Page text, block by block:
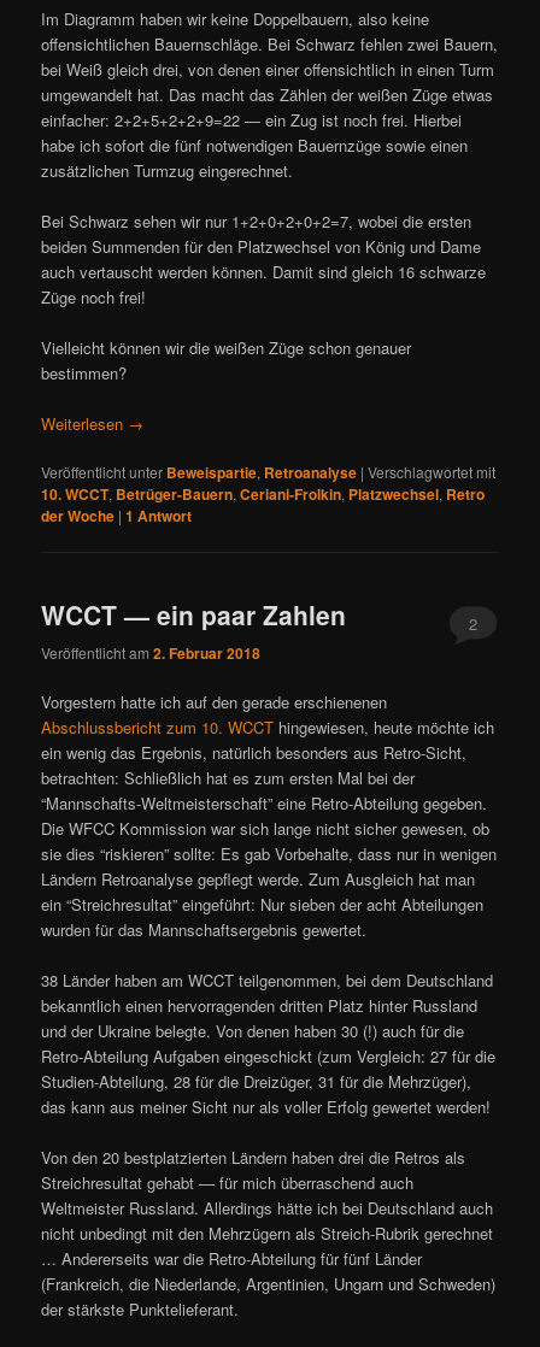
Im Diagramm haben wir keine Doppelbauern, also keine
offensichtlichen Bauernschläge. Bei Schwarz fehlen zwei Bauern,
bei Weiß gleich drei, von denen einer offensichtlich in einen Turm
umgewandelt hat. Das macht das Zählen der weißen Züge etwas
einfacher: 2+2+5+2+2+9=22 — ein Zug ist noch frei. Hierbei
habe ich sofort die fünf notwendigen Bauernzüge sowie einen
zusätzlichen Turmzug eingerechnet.
Bei Schwarz sehen wir nur 1+2+0+2+0+2=7, wobei die ersten
beiden Summenden für den Platzwechsel von König und Dame
auch vertauscht werden können. Damit sind gleich 16 schwarze
Züge noch frei!
Vielleicht können wir die weißen Züge schon genauer
bestimmen?
Weiterlesen →
Veröffentlicht unter Beweispartie, Retroanalyse |Verschlagwortet mit
10. WCCT, Betrüger-Bauern,Ceriani-Frolkin, Platzwechsel, Retro
der Woche |1 Antwort
WCCT — ein paar Zahlen
Veröffentlicht am2. Februar 2018
2
Vorgestern hatte ich auf den gerade erschienenen
Abschlussbericht zum 10. WCCT hingewiesen, heute möchte ich
ein wenig das Ergebnis, natürlich besonders aus Retro-Sicht,
betrachten: Schließlich hat es zum ersten Mal bei der
“Mannschafts-Weltmeisterschaft” eine Retro-Abteilung gegeben.
Die WFCC Kommission war sich lange nicht sicher gewesen, ob
sie dies “riskieren” sollte: Es gab Vorbehalte, dass nur in wenigen
Ländern Retroanalyse gepflegt werde. Zum Ausgleich hat man
ein “Streichresultat” eingeführt: Nur sieben der acht Abteilungen
wurden für das Mannschaftsergebnis gewertet.
38 Länder haben am WCCT teilgenommen, bei dem Deutschland
bekanntlich einen hervorragenden dritten Platz hinter Russland
und der Ukraine belegte. Von denen haben 30 (!) auch für die
Retro-Abteilung Aufgaben eingeschickt (zum Vergleich: 27 für die
Studien-Abteilung, 28 für die Dreizüger, 31 für die Mehrzüger),
das kann aus meiner Sicht nur als voller Erfolg gewertet werden!
Von den 20 bestplatzierten Ländern haben drei die Retros als
Streichresultat gehabt — für mich überraschend auch
Weltmeister Russland. Allerdings hätte ich bei Deutschland auch
nicht unbedingt mit den Mehrzügern als Streich-Rubrik gerechnet
… Andererseits war die Retro-Abteilung für fünf Länder
(Frankreich, die Niederlande, Argentinien, Ungarn und Schweden)
der stärkste Punktelieferant.